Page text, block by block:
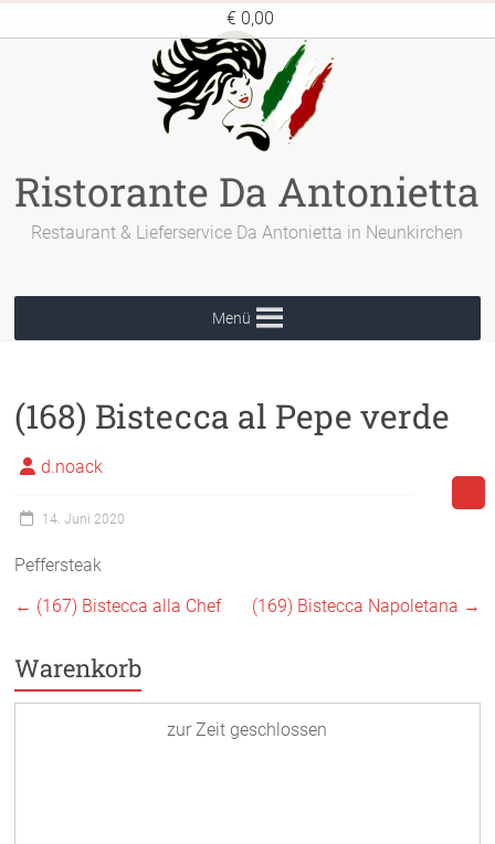
Inhalt
Ristorante Da Antonietta
Restaurant & Lieferservice Da Antonietta in Neunkirchen
Menü
(168) Bistecca al Pepe verde
d.noack
14. Juni 2020
Peffersteak
← (167) Bistecca alla Chef (169) Bistecca Napoletana →
Warenkorb
zur Zeit geschlossen
€ 0,00